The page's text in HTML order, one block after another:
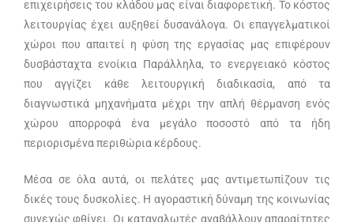
επιχειρήσεις του κλάδου μας είναι διαφορετική. Το κόστος
λειτουργίας έχει αυξηθεί δυσανάλογα. Οι επαγγελματικοί
χώροι που απαιτεί η φύση της εργασίας μας επιφέρουν
δυσβάσταχτα ενοίκια Παράλληλα, το ενεργειακό κόστος
που αγγίζει κάθε λειτουργική διαδικασία, από τα
διαγνωστικά μηχανήματα μέχρι την απλή θέρμανση ενός
χώρου απορροφά ένα μεγάλο ποσοστό από τα ήδη
περιορισμένα περιθώρια κέρδους.
Μέσα σε όλα αυτά, οι πελάτες μας αντιμετωπίζουν τις
δικές τους δυσκολίες. Η αγοραστική δύναμη της κοινωνίας
συνεχώς φθίνει. Οι καταναλωτές αναβάλλουν απαραίτητες